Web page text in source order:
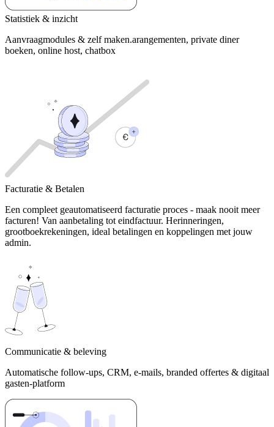
Statistiek & inzicht
Aanvraagmodules & zelf maken.arangementen, private diner
boeken, online host, chatbox
Facturatie & Betalen
Een compleet geautomatiseerd facturatie proces - maak nooit meer
facturen! Van aanbetaling tot eindfactuur. Herinneringen,
grootboekrekeningen, ideal betalingen en koppelingen met jouw
admin.
Communicatie & beleving
Automatische follow-ups, CRM, e-mails, branded offertes & digitaal
gasten-platform